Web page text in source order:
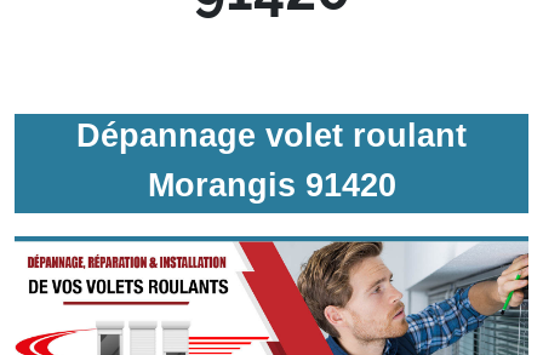
Dépannage volet roulant
Morangis 91420